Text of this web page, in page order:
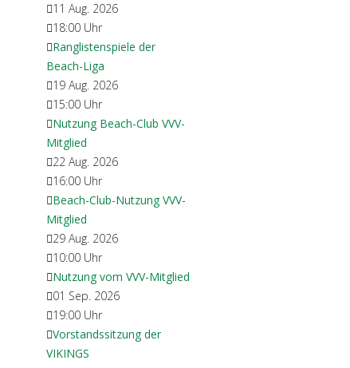
11 Aug. 2026
18:00 Uhr
Ranglistenspiele der
Beach-Liga
19 Aug. 2026
15:00 Uhr
Nutzung Beach-Club VVV-
Mitglied
22 Aug. 2026
16:00 Uhr
Beach-Club-Nutzung VVV-
Mitglied
29 Aug. 2026
10:00 Uhr
Nutzung vom VVV-Mitglied
01 Sep. 2026
19:00 Uhr
Vorstandssitzung der
VIKINGS